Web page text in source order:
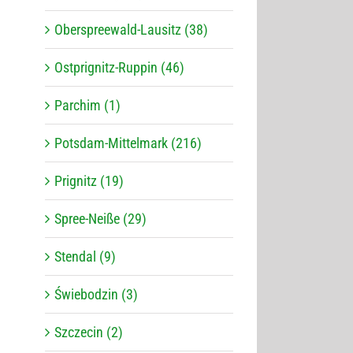
Oberspreewald-Lausitz (38)
Ostprignitz-Ruppin (46)
Parchim (1)
Potsdam-Mittelmark (216)
Prignitz (19)
Spree-Neiße (29)
Stendal (9)
Świebodzin (3)
Szczecin (2)